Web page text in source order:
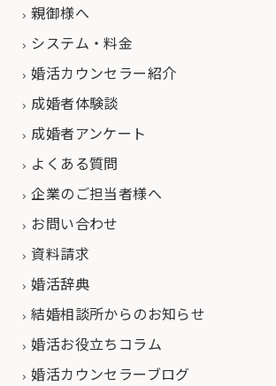
親御様へ
システム・料金
婚活カウンセラー紹介
成婚者体験談
成婚者アンケート
よくある質問
企業のご担当者様へ
お問い合わせ
資料請求
婚活辞典
結婚相談所からのお知らせ
婚活お役立ちコラム
婚活カウンセラーブログ